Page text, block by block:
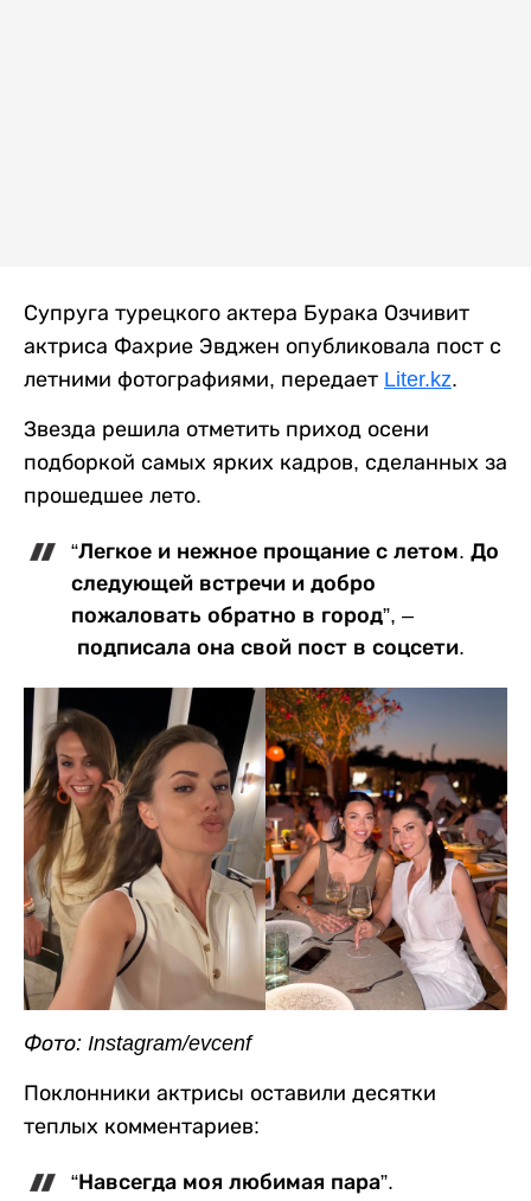
Супруга турецкого актера Бурака Озчивит
актриса Фахрие Эвджен опубликовала пост с
летними фотографиями, передает Liter.kz.
Звезда решила отметить приход осени
подборкой самых ярких кадров, сделанных за
прошедшее лето.
“Легкое и нежное прощание с летом. До
следующей встречи и добро
пожаловать обратно в город”, –
подписала она свой пост в соцсети.
Фото: Instagram/evcenf
Поклонники актрисы оставили десятки
теплых комментариев:
“Навсегда моя любимая пара”.